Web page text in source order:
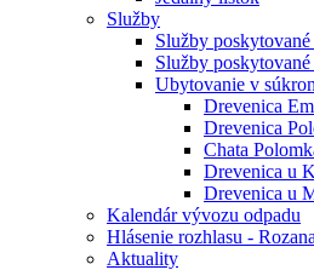
Služby
Služby poskytované
Služby
Ubytovanie v
Drevenica
Drevenica
Chata
Drevenica u
Drevenica u
Kalendár vývozu odpadu
Hlásenie rozhlasu - Rozana
Aktuality